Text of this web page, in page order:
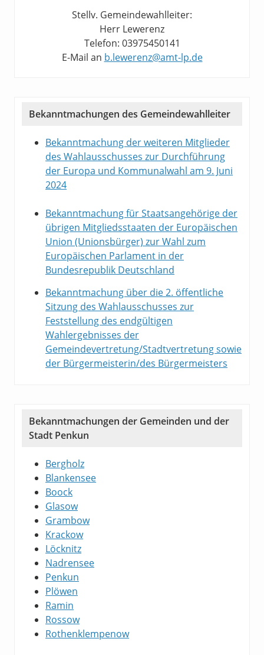
Stellv. Gemeindewahlleiter:
Herr Lewerenz
Telefon: 03975450141
E-Mail an b.lewerenz@amt-lp.de
Bekanntmachungen des Gemeindewahlleiter
Bekanntmachung der weiteren Mitglieder
des Wahlausschusses zur Durchführung
der Europa und Kommunalwahl am 9. Juni
2024
Bekanntmachung für Staatsangehörige der
übrigen Mitgliedsstaaten der Europäischen
Union (Unionsbürger) zur Wahl zum
Europäischen Parlament in der
Bundesrepublik Deutschland
Bekanntmachung über die 2. öffentliche
Sitzung des Wahlausschusses zur
Feststellung des endgültigen
Wahlergebnisses der
Gemeindevertretung/Stadtvertretung sowie
der Bürgermeisterin/des Bürgermeisters
Bekanntmachungen der Gemeinden und der
Stadt Penkun
Bergholz
Blankensee
Boock
Glasow
Grambow
Krackow
Löcknitz
Nadrensee
Penkun
Plöwen
Ramin
Rossow
Rothenklempenow